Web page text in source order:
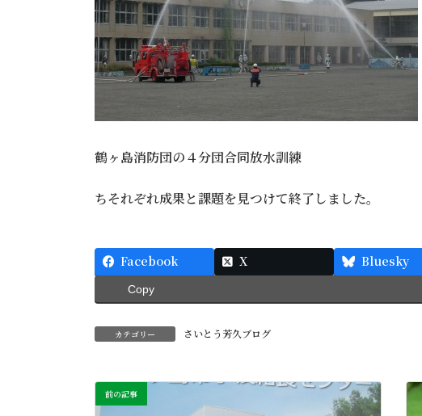
鶴ヶ島消防団の４分団合同放水訓練
ちそれぞれ成果と課題を見つけて終了しました。
Facebook X Bluesky
Copy
カテゴリー さいとう芳久ブログ
前の記事